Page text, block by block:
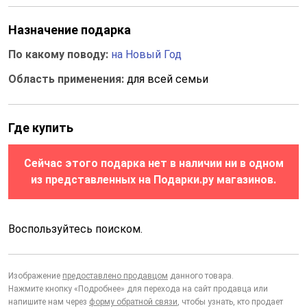
Назначение подарка
По какому поводу: на Новый Год
Область применения: для всей семьи
Где купить
Сейчас этого подарка нет в наличии ни в одном
из представленных на Подарки.ру магазинов.
Воспользуйтесь поиском.
Изображение предоставлено продавцом данного товара.
Нажмите кнопку «Подробнее» для перехода на сайт продавца или
напишите нам через форму обратной связи, чтобы узнать, кто продает